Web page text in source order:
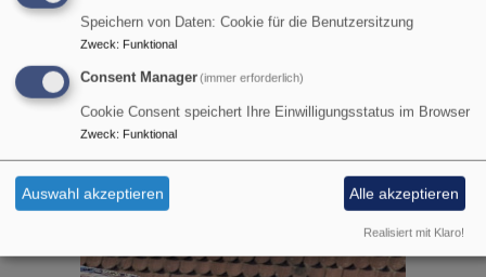
Warum ist das dringend?
Wenn nicht bald gehandelt wird, bekommen die
Außenwände noch mehr Risse und die Sanierung wird
später deutlich teurer.
Speichern von Daten: Cookie für die Benutzersitzung
Zweck: Funktional
Consent Manager(immer erforderlich)
Cookie Consent speichert Ihre Einwilligungsstatus im Browser
Zweck: Funktional
Auswahl akzeptieren Alle akzeptieren
Realisiert mit Klaro!